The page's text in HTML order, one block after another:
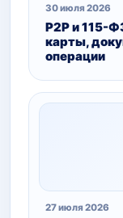
30 июля 2026
P2P и 115-
карты,
операции
27 июля 2026